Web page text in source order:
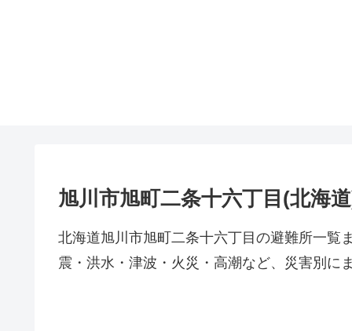
旭川市旭町二条十六丁目(北海
北海道旭川市旭町二条十六丁目の避難所一覧
震・洪水・津波・火災・高潮など、災害別に